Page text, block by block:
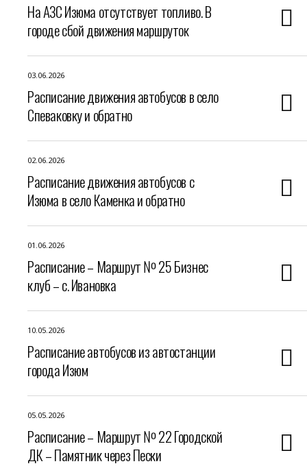
На АЗС Изюма отсутствует топливо. В
городе сбой движения маршруток
03.06.2026
Расписание движения автобусов в село
Спеваковку и обратно
02.06.2026
Расписание движения автобусов с
Изюма в село Каменка и обратно
01.06.2026
Расписание – Маршрут № 25 Бизнес
клуб – с. Ивановка
10.05.2026
Расписание автобусов из автостанции
города Изюм
05.05.2026
Расписание – Маршрут № 22 Городской
ДК – Памятник через Пески